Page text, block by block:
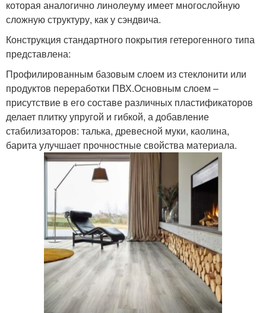
которая аналогично линолеуму имеет многослойную
сложную структуру, как у сэндвича.
Конструкция стандартного покрытия гетерогенного типа
представлена:
Профилированным базовым слоем из стеклонити или
продуктов переработки ПВХ.Основным слоем –
присутствие в его составе различных пластификаторов
делает плитку упругой и гибкой, а добавление
стабилизаторов: талька, древесной муки, каолина,
барита улучшает прочностные свойства материала.